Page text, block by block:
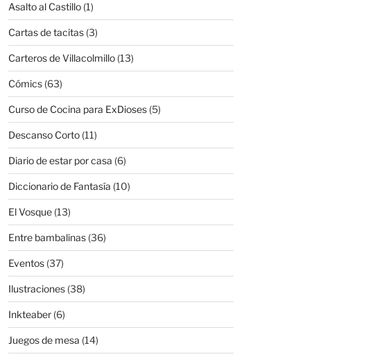
Asalto al Castillo(1)
Cartas de tacitas(3)
Carteros de Villacolmillo(13)
Cómics(63)
Curso de Cocina para ExDioses(5)
Descanso Corto(11)
Diario de estar por casa (6)
Diccionario de Fantasía (10)
El Vosque(13)
Entre bambalinas(36)
Eventos(37)
Ilustraciones(38)
Inkteaber(6)
Juegos de mesa (14)